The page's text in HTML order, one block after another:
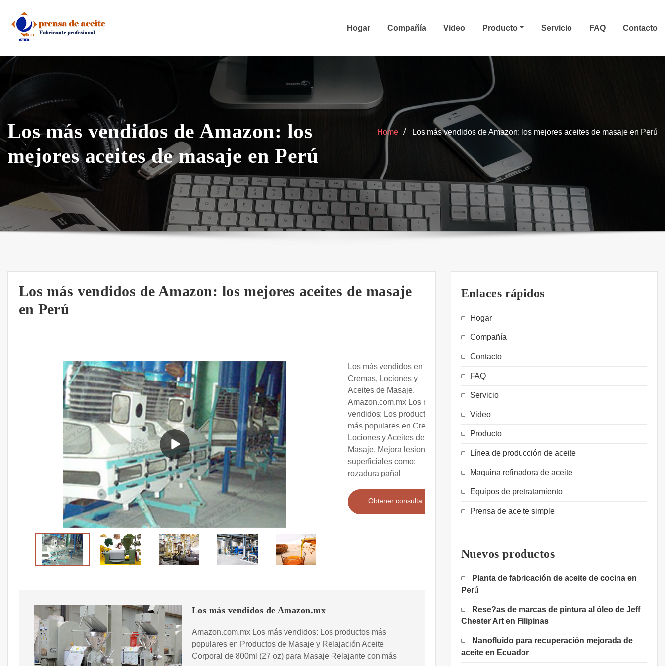
content
Hogar Compañía Video Producto Servicio FAQ Contacto
Los más vendidos de Amazon: los
mejores aceites de masaje en Perú
Home Los más vendidos de Amazon: los mejores aceites de masaje en Perú
Los más vendidos de Amazon: los mejores aceites de masaje
en Perú
Los más vendidos en
Cremas, Lociones y
Aceites de Masaje.
Amazon.com.mx Los más
vendidos: Los productos
más populares en Cremas,
Lociones y Aceites de
Masaje. Mejora lesiones
superficiales como:
rozadura pañal
Obtener consulta
Los más vendidos de Amazon.mx
Amazon.com.mx Los más vendidos: Los productos más
populares en Productos de Masaje y Relajación Aceite
Corporal de 800ml (27 oz) para Masaje Relajante con más
Enlaces rápidos
Hogar
Compañía
Contacto
FAQ
Servicio
Video
Producto
Línea de producción de aceite
Maquina refinadora de aceite
Equipos de pretratamiento
Prensa de aceite simple
Nuevos productos
Planta de fabricación de aceite de cocina en
Perú
Rese?as de marcas de pintura al óleo de Jeff
Chester Art en Filipinas
Nanofluido para recuperación mejorada de
aceite en Ecuador